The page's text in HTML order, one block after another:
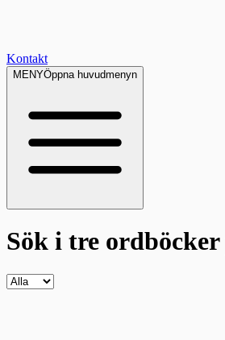
Kontakt
MENYÖppna huvudmenyn
Sök i tre ordböcker